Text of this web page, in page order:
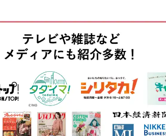
加える
入れる
せる